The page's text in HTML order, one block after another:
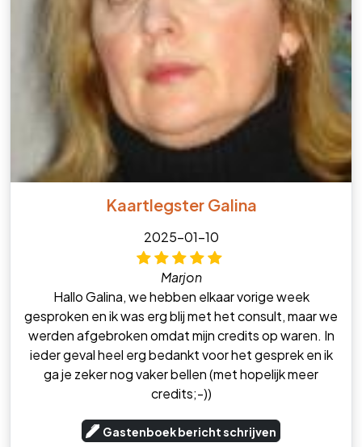
Kaartlegster Galina
2025-01-10
Marjon
Hallo Galina, we hebben elkaar vorige week
gesproken en ik was erg blij met het consult, maar we
werden afgebroken omdat mijn credits op waren. In
ieder geval heel erg bedankt voor het gesprek en ik
ga je zeker nog vaker bellen (met hopelijk meer
credits;-))
Gastenboek bericht schrijven